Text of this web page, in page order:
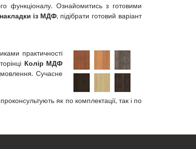
функціоналу. Ознайомитись з готовими
із МДФ, підібрати готовий варіант
практичності
Колір МДФ
Сучасне
як по комплектації, так і по